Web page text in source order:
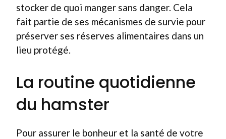
stocker de quoi manger sans danger. Cela
fait partie de ses mécanismes de survie pour
préserver ses réserves alimentaires dans un
lieu protégé.
La routine quotidienne
du hamster
Pour assurer le bonheur et la santé de votre